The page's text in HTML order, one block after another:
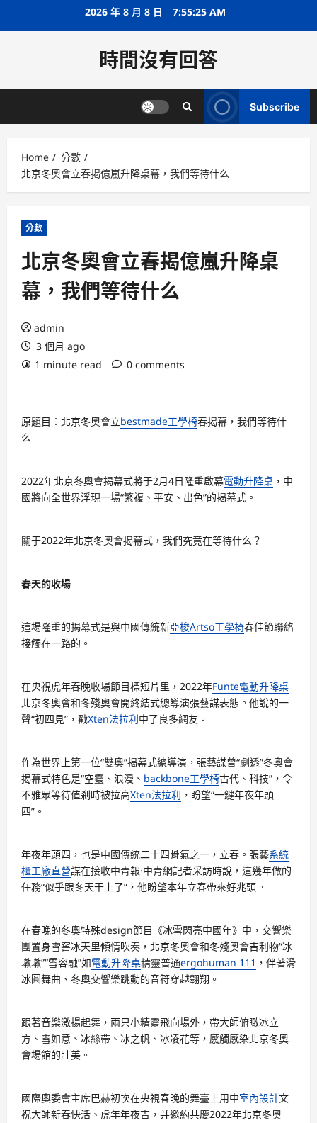
2026 年 8 月 8 日 7:55:26 AM
時間沒有回答
Subscribe
Home
分數
北京冬奧會立春揭億嵐升降桌幕，我們等待什么
分數
北京冬奧會立春揭億嵐升降桌
幕，我們等待什么
admin
3 個月 ago
1 minute read
0 comments
原題目：北京冬奧會立bestmade工學椅春揭幕，我們等待什
么
2022年北京冬奧會揭幕式將于2月4日隆重啟幕電動升降桌 ，中
國將向全世界浮現一場“繁複、平安、出色”的揭幕式。
關于2022年北京冬奧會揭幕式，我們究竟在等待什么？
春天的收場
這場隆重的揭幕式是與中國傳統新亞梭Artso工學椅春佳節聯絡
接觸在一路的。
在央視虎年春晚收場節目標短片里，2022年Funte電動升降桌
北京冬奧會和冬殘奧會開終結式總導演張藝謀表態。他說的一
聲“初四見”，戳Xten法拉利中了良多網友。
作為世界上第一位“雙奧”揭幕式總導演，張藝謀曾“劇透”冬奧會
揭幕式特色是“空靈、浪漫、 backbone工學椅古代、科技”，令
不雅眾等待值剎時被拉高Xten法拉利 ，盼望“一鍵年夜年頭
四”。
年夜年頭四，也是中國傳統二十四骨氣之一，立春。張藝系統
櫃工廠直營謀在接收中青報·中青網記者采訪時說，這幾年做的
任務“似乎跟冬天干上了”，他盼望本年立春帶來好兆頭。
在春晚的冬奧特殊design節目《冰雪閃亮中國年》中，交響樂
團置身雪窖冰天里傾情吹奏，北京冬奧會和冬殘奧會吉利物“冰
墩墩”“雪容融”如電動升降桌精靈普通ergohuman 111 ，伴著滑
冰圓舞曲、冬奧交響樂跳動的音符穿越翱翔。
跟著音樂激揚起舞，兩只小精靈飛向場外，帶大師俯瞰冰立
方、雪如意、冰絲帶、冰之帆、冰凌花等，感觸感染北京冬奧
會場館的壯美。
國際奧委會主席巴赫初次在央視春晚的舞臺上用中室內設計文
祝大師新春快活、虎年年夜吉，并邀約共慶2022年北京冬奧